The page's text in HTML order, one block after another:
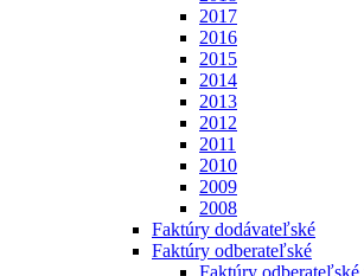
2017
2016
2015
2014
2013
2012
2011
2010
2009
2008
Faktúry dodávateľské
Faktúry odberateľské
Faktúry